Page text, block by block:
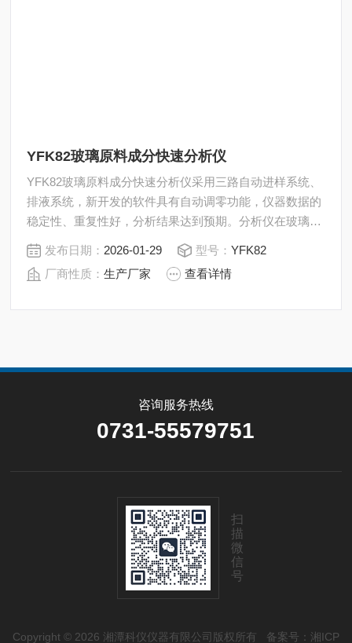
YFK82玻璃原料成分快速分析仪
YFK82玻璃原料成分快速分析仪采用三路自动进样系统、
排液系统，新开发的软件具有自动调零功能，仪器数据的
稳定性、重复性好，分析结果达到预期。分析仪在玻璃系
统分析领域具有大范围的实用性，适用于石英玻璃、高硅
氧玻璃、钠钙硅玻璃、铅硅酸玻璃、铝硅酸玻璃、硼硅酸
玻璃、玻璃纤维、磷酸盐玻璃、微晶玻璃、石英、长石、
发布日期： 2026-01-29 型号：YFK82
厂商性质：生产厂家 查看详情
咨询服务热线
0731-55579751
扫
描
微
信
号
Copyright © 2026 湘潭科仪仪器有限公司版权所有 备案号：湘ICP